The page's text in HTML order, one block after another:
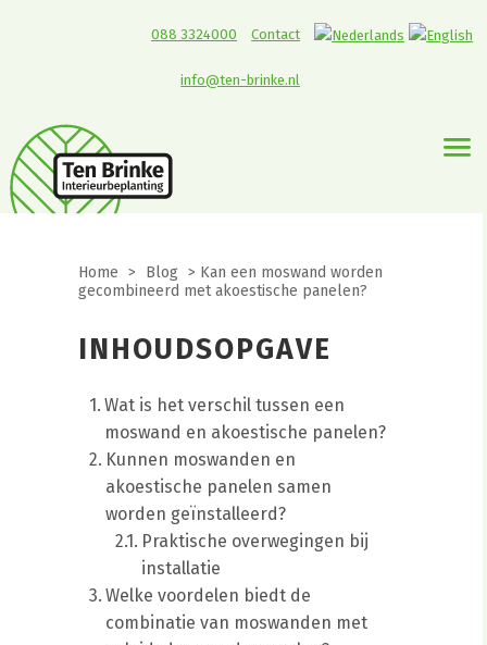
Contact
088 3324000
info@ten-brinke.nl
Home > Blog > Kan een moswand worden
gecombineerd met akoestische panelen?
INHOUDSOPGAVE
Wat is het verschil tussen een
moswand en akoestische panelen?
Kunnen moswanden en
akoestische panelen samen
worden geïnstalleerd?
Praktische overwegingen bij
installatie
Welke voordelen biedt de
combinatie van moswanden met